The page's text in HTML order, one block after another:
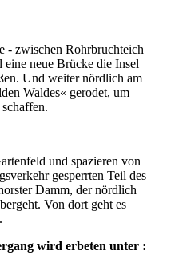
- zwischen Rohrbruchteich
neue Brücke die Insel
Und weiter nördlich am
Waldes« gerodet, um
und spazieren von
gesperrten Teil des
Damm, der nördlich
Von dort geht es
wird erbeten unter :